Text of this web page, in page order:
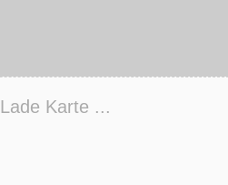
Lade Karte ...